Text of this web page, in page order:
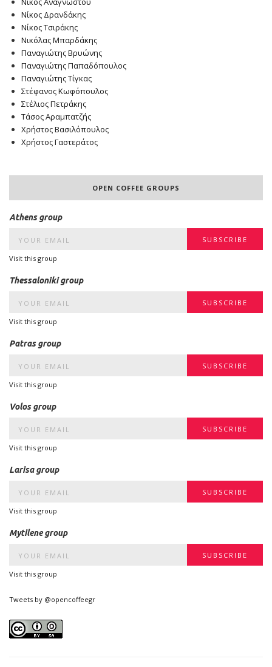
Νίκος Δρανδάκης
Νίκος Τσιράκης
Νικόλας Μπαρδάκης
Παναγιώτης Βρυώνης
Παναγιώτης Παπαδόπουλος
Παναγιώτης Τίγκας
Στέφανος Κωφόπουλος
Στέλιος Πετράκης
Τάσος Αραμπατζής
Χρήστος Βασιλόπουλος
Χρήστος Γαστεράτος
OPEN COFFEE GROUPS
Athens group
Visit this group
Thessaloniki group
Visit this group
Patras group
Visit this group
Volos group
Visit this group
Larisa group
Visit this group
Mytilene group
Visit this group
Tweets by @opencoffeegr